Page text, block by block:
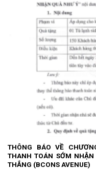
THÔNG BÁO VỀ
THANH TOÁN SỚM
THẮNG (BCONS AVENUE)